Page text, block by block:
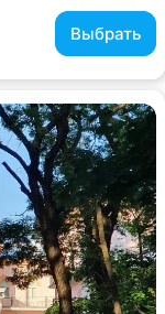
Выбрать